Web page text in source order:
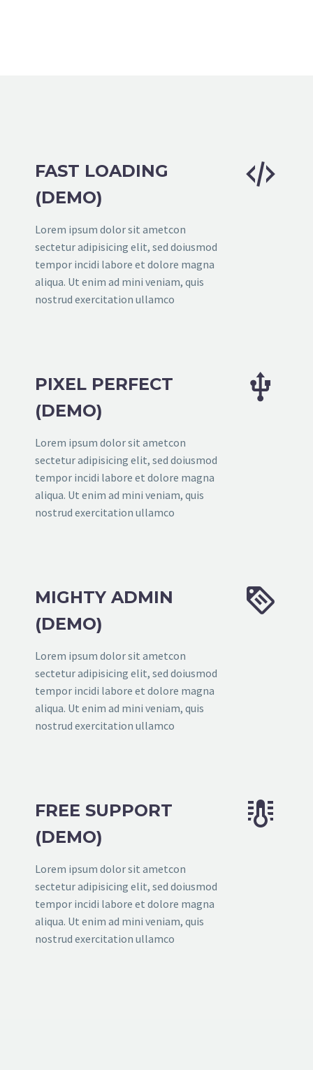
FAST LOADING
(DEMO)
Lorem ipsum dolor sit ametcon
sectetur adipisicing elit, sed doiusmod
tempor incidi labore et dolore magna
aliqua. Ut enim ad mini veniam, quis
nostrud exercitation ullamco


PIXEL PERFECT
(DEMO)
Lorem ipsum dolor sit ametcon
sectetur adipisicing elit, sed doiusmod
tempor incidi labore et dolore magna
aliqua. Ut enim ad mini veniam, quis
nostrud exercitation ullamco


MIGHTY ADMIN
(DEMO)
Lorem ipsum dolor sit ametcon
sectetur adipisicing elit, sed doiusmod
tempor incidi labore et dolore magna
aliqua. Ut enim ad mini veniam, quis
nostrud exercitation ullamco


FREE SUPPORT
(DEMO)
Lorem ipsum dolor sit ametcon
sectetur adipisicing elit, sed doiusmod
tempor incidi labore et dolore magna
aliqua. Ut enim ad mini veniam, quis
nostrud exercitation ullamco

